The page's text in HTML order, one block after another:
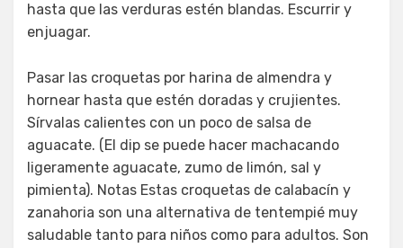
hasta que las verduras estén blandas. Escurrir y
enjuagar.
Pasar las croquetas por harina de almendra y
hornear hasta que estén doradas y crujientes.
Sírvalas calientes con un poco de salsa de
aguacate. (El dip se puede hacer machacando
ligeramente aguacate, zumo de limón, sal y
pimienta). Notas Estas croquetas de calabacín y
zanahoria son una alternativa de tentempié muy
saludable tanto para niños como para adultos. Son